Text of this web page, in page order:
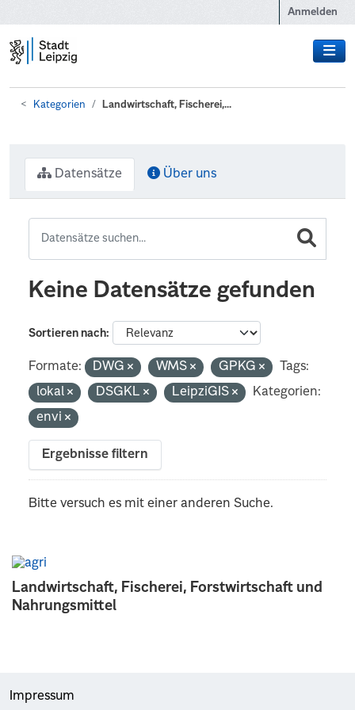
Anmelden
Kategorien Landwirtschaft, Fischerei,...
Landwirtschaft, Fischerei, Forstwirtschaft und
Nahrungsmittel
Datensätze Über uns
Keine Datensätze gefunden
Sortieren nach
Formate: DWG WMS GPKG
Tags:
lokal
DSGKL LeipziGIS
Kategorien:
envi
Ergebnisse filtern
Bitte versuch es mit einer anderen Suche.
Impressum